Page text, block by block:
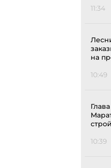
11:34
на
10:49
10:39